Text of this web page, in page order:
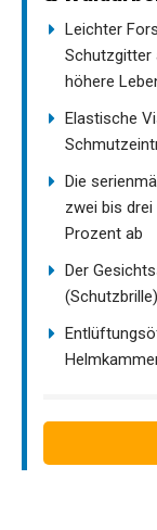
Leichter
Schutzgitter
höhere
Elastische
Die
zwei bis
Prozent ab
Der